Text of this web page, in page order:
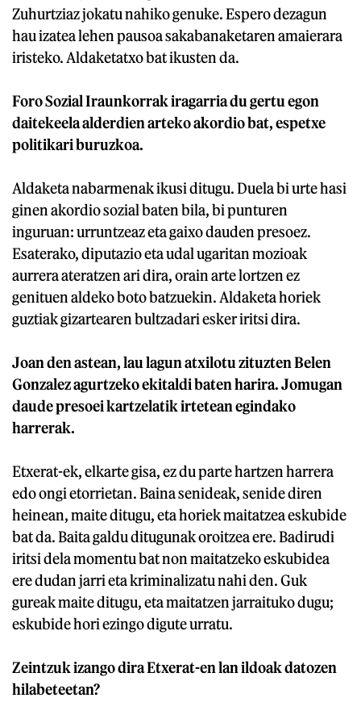
Zuhurtziaz jokatu nahiko genuke. Espero dezagun
hau izatea lehen pausoa sakabanaketaren amaierara
iristeko. Aldaketatxo bat ikusten da.
Foro Sozial Iraunkorrak iragarria du gertu egon
daitekeela alderdien arteko akordio bat, espetxe
politikari buruzkoa.
Aldaketa nabarmenak ikusi ditugu. Duela bi urte hasi
ginen akordio sozial baten bila, bi punturen
inguruan: urruntzeaz eta gaixo dauden presoez.
Esaterako, diputazio eta udal ugaritan mozioak
aurrera ateratzen ari dira, orain arte lortzen ez
genituen aldeko boto batzuekin. Aldaketa horiek
guztiak gizartearen bultzadari esker iritsi dira.
Joan den astean, lau lagun atxilotu zituzten Belen
Gonzalez agurtzeko ekitaldi baten harira. Jomugan
daude presoei kartzelatik irtetean egindako
harrerak.
Etxerat-ek, elkarte gisa, ez du parte hartzen harrera
edo ongi etorrietan. Baina senideak, senide diren
heinean, maite ditugu, eta horiek maitatzea eskubide
bat da. Baita galdu ditugunak oroitzea ere. Badirudi
iritsi dela momentu bat non maitatzeko eskubidea
ere dudan jarri eta kriminalizatu nahi den. Guk
gureak maite ditugu, eta maitatzen jarraituko dugu;
eskubide hori ezingo digute urratu.
Zeintzuk izango dira Etxerat-en lan ildoak datozen
hilabeteetan?